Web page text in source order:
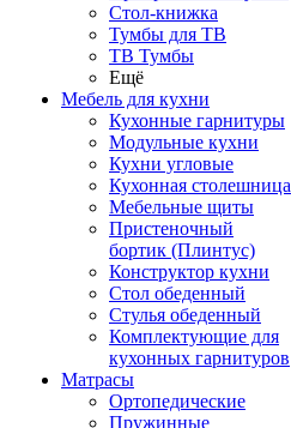
Стол-книжка
Тумбы для ТВ
ТВ Тумбы
Ещё
Мебель для кухни
Кухонные гарнитуры
Модульные кухни
Кухни угловые
Кухонная столешница
Мебельные щиты
Пристеночный
бортик (Плинтус)
Конструктор кухни
Стол обеденный
Стулья обеденный
Комплектующие для
кухонных гарнитуров
Матраcы
Ортопедические
Пружинные